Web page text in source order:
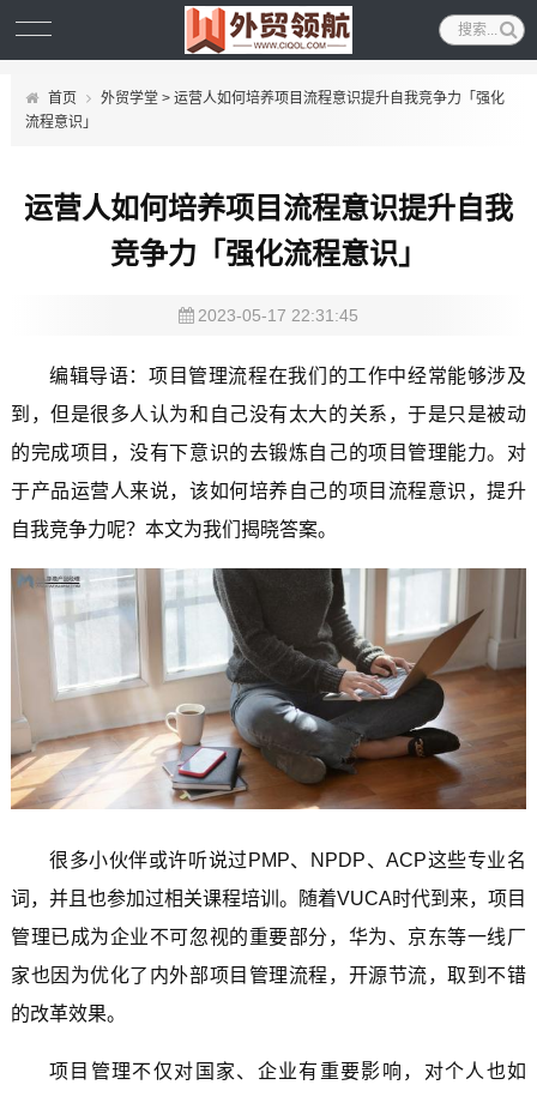
首页 外贸学堂> 运营人如何培养项目流程意识提升自我竞争力「强化
流程意识」
运营人如何培养项目流程意识提升自我
竞争力「强化流程意识」
2023-05-17 22:31:45
编辑导语：项目管理流程在我们的工作中经常能够涉及
到，但是很多人认为和自己没有太大的关系，于是只是被动
的完成项目，没有下意识的去锻炼自己的项目管理能力。对
于产品运营人来说，该如何培养自己的项目流程意识，提升
自我竞争力呢？本文为我们揭晓答案。
很多小伙伴或许听说过PMP、NPDP、ACP这些专业名
词，并且也参加过相关课程培训。随着VUCA时代到来，项目
管理已成为企业不可忽视的重要部分，华为、京东等一线厂
家也因为优化了内外部项目管理流程，开源节流，取到不错
的改革效果。
项目管理不仅对国家、企业有重要影响，对个人也如